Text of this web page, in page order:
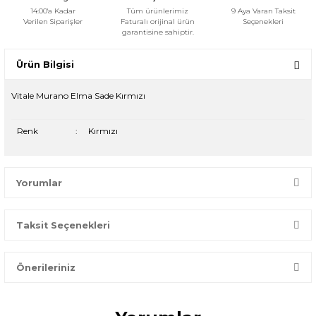
14:00'a Kadar
Verilen Siparişler
Tüm ürünlerimiz
Faturalı orijinal ürün
garantisine sahiptir.
9 Aya Varan Taksit
Seçenekleri
Ürün Bilgisi
Vitale Murano Elma Sade Kırmızı
Renk : Kırmızı
Yorumlar
Bir dakikanızı ayırın, yorumunuzla başkalarının doğru seçim
Taksit Seçenekleri
Önerileriniz
konularda yetersiz gördüğünüz noktaları öneri formunu